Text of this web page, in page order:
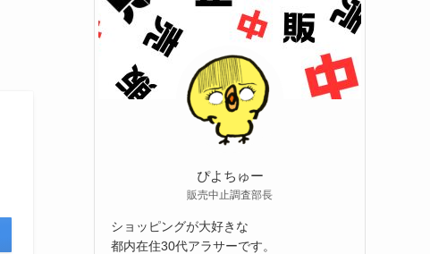
ぴよちゅー
販売中止調査部長
ショッピングが大好きな
都内在住30代アラサーです。